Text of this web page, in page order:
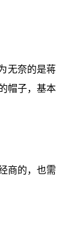
无奈的是蒋
帽子，基本
商的，也需